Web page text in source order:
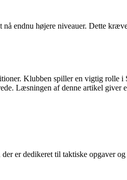
endnu højere niveauer. Dette
Klubben spiller en vigtig rolle
Læsningen af denne artikel giver
er dedikeret til taktiske opgaver